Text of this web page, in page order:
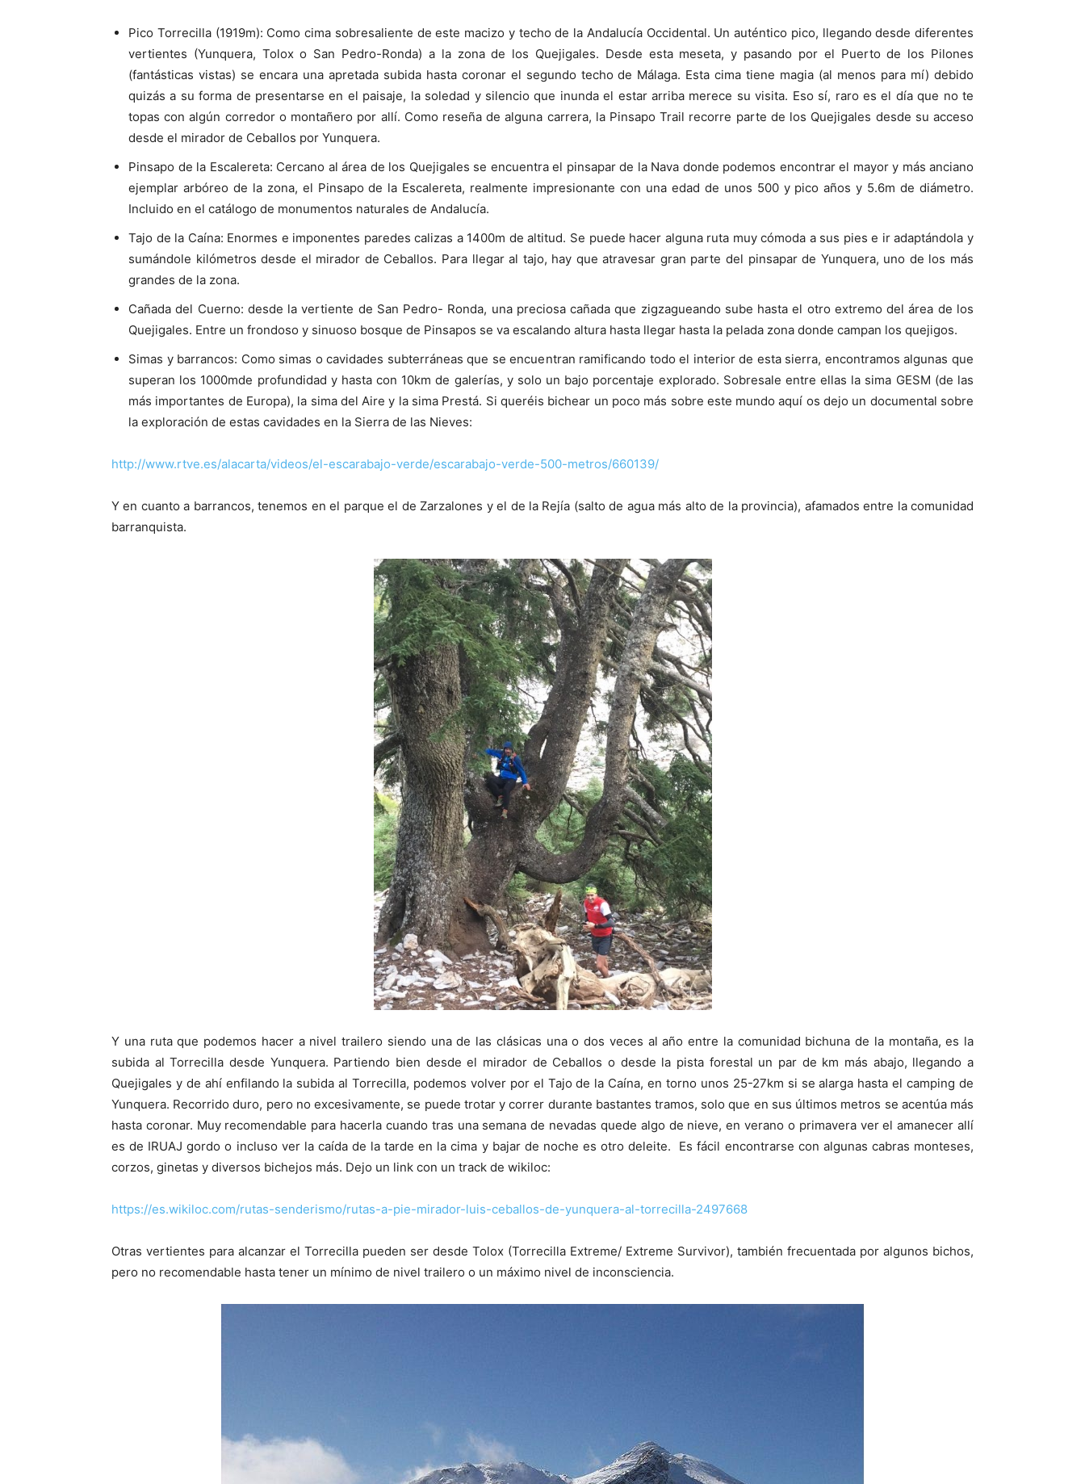
Pico Torrecilla (1919m): Como cima sobresaliente de este macizo y techo de la Andalucía Occidental. Un auténtico pico, llegando desde diferentes
vertientes (Yunquera, Tolox o San Pedro-Ronda) a la zona de los Quejigales. Desde esta meseta, y pasando por el Puerto de los Pilones
(fantásticas vistas) se encara una apretada subida hasta coronar el segundo techo de Málaga. Esta cima tiene magia (al menos para mí) debido
quizás a su forma de presentarse en el paisaje, la soledad y silencio que inunda el estar arriba merece su visita. Eso sí, raro es el día que no te
topas con algún corredor o montañero por allí. Como reseña de alguna carrera, la Pinsapo Trail recorre parte de los Quejigales desde su acceso
desde el mirador de Ceballos por Yunquera.
Pinsapo de la Escalereta: Cercano al área de los Quejigales se encuentra el pinsapar de la Nava donde podemos encontrar el mayor y más anciano
ejemplar arbóreo de la zona, el Pinsapo de la Escalereta, realmente impresionante con una edad de unos 500 y pico años y 5.6m de diámetro.
Incluido en el catálogo de monumentos naturales de Andalucía.
Tajo de la Caína: Enormes e imponentes paredes calizas a 1400m de altitud. Se puede hacer alguna ruta muy cómoda a sus pies e ir adaptándola y
sumándole kilómetros desde el mirador de Ceballos. Para llegar al tajo, hay que atravesar gran parte del pinsapar de Yunquera, uno de los más
grandes de la zona.
Cañada del Cuerno: desde la vertiente de San Pedro- Ronda, una preciosa cañada que zigzagueando sube hasta el otro extremo del área de los
Quejigales. Entre un frondoso y sinuoso bosque de Pinsapos se va escalando altura hasta llegar hasta la pelada zona donde campan los quejigos.
Simas y barrancos: Como simas o cavidades subterráneas que se encuentran ramificando todo el interior de esta sierra, encontramos algunas que
superan los 1000mde profundidad y hasta con 10km de galerías, y solo un bajo porcentaje explorado. Sobresale entre ellas la sima GESM (de las
más importantes de Europa), la sima del Aire y la sima Prestá. Si queréis bichear un poco más sobre este mundo aquí os dejo un documental sobre
la exploración de estas cavidades en la Sierra de las Nieves:
http://www.rtve.es/alacarta/videos/el-escarabajo-verde/escarabajo-verde-500-metros/660139/
Y en cuanto a barrancos, tenemos en el parque el de Zarzalones y el de la Rejía (salto de agua más alto de la provincia), afamados entre la comunidad
barranquista.
Y una ruta que podemos hacer a nivel trailero siendo una de las clásicas una o dos veces al año entre la comunidad bichuna de la montaña, es la
subida al Torrecilla desde Yunquera. Partiendo bien desde el mirador de Ceballos o desde la pista forestal un par de km más abajo, llegando a
Quejigales y de ahí enfilando la subida al Torrecilla, podemos volver por el Tajo de la Caína, en torno unos 25-27km si se alarga hasta el camping de
Yunquera. Recorrido duro, pero no excesivamente, se puede trotar y correr durante bastantes tramos, solo que en sus últimos metros se acentúa más
hasta coronar. Muy recomendable para hacerla cuando tras una semana de nevadas quede algo de nieve, en verano o primavera ver el amanecer allí
es de IRUAJ gordo o incluso ver la caída de la tarde en la cima y bajar de noche es otro deleite. Es fácil encontrarse con algunas cabras monteses,
corzos, ginetas y diversos bichejos más. Dejo un link con un track de wikiloc:
https://es.wikiloc.com/rutas-senderismo/rutas-a-pie-mirador-luis-ceballos-de-yunquera-al-torrecilla-2497668
Otras vertientes para alcanzar el Torrecilla pueden ser desde Tolox (Torrecilla Extreme/ Extreme Survivor), también frecuentada por algunos bichos,
pero no recomendable hasta tener un mínimo de nivel trailero o un máximo nivel de inconsciencia.